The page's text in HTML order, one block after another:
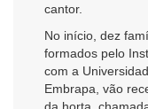
cantor.
No início, dez
formados pelo
com a
Embrapa, vão
da horta,